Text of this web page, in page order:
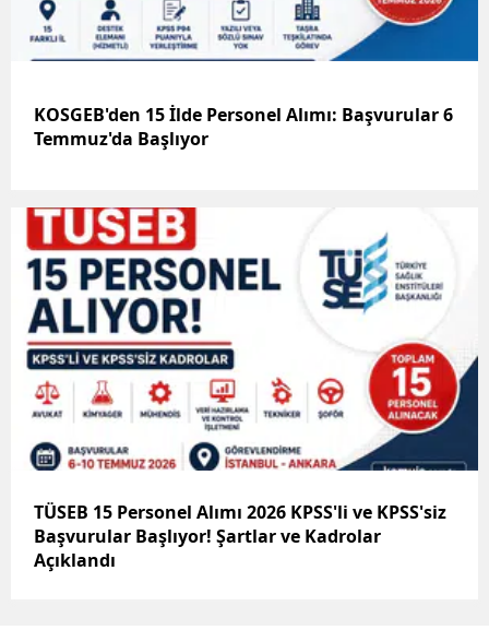
KOSGEB'den 15 İlde Personel Alımı: Başvurular 6
Temmuz'da Başlıyor
TÜSEB 15 Personel Alımı 2026 KPSS'li ve KPSS'siz
Başvurular Başlıyor! Şartlar ve Kadrolar
Açıklandı